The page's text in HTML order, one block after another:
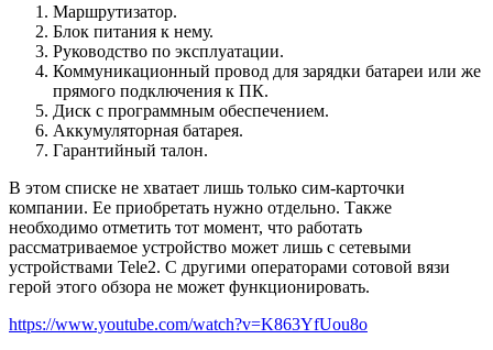
Маршрутизатор.
Блок питания к нему.
Руководство по эксплуатации.
Коммуникационный провод для зарядки батареи или же
прямого подключения к ПК.
Диск с программным обеспечением.
Аккумуляторная батарея.
Гарантийный талон.
В этом списке не хватает лишь только сим-карточки
компании. Ее приобретать нужно отдельно. Также
необходимо отметить тот момент, что работать
рассматриваемое устройство может лишь с сетевыми
устройствами Tele2. С другими операторами сотовой вязи
герой этого обзора не может функционировать.
https://www.youtube.com/watch?v=K863YfUou8o